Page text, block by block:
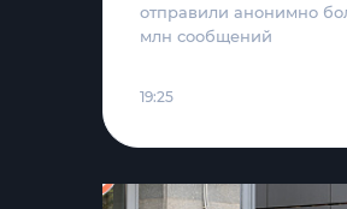
отправили анонимно
млн сообщений
19:25